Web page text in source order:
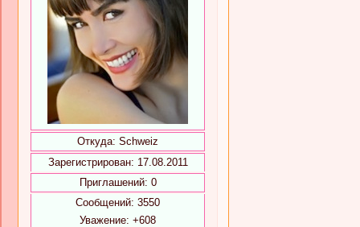
Откуда: Schweiz
Зарегистрирован: 17.08.2011
Приглашений: 0
Сообщений: 3550
Уважение: +608